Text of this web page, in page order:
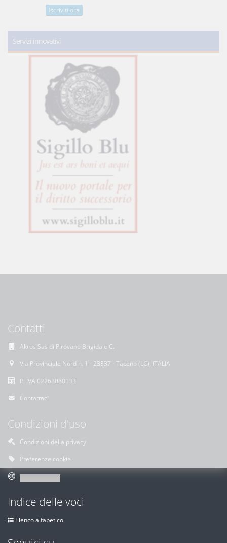
Iscriviti ora
Servizi innovativi
Contatti
Akros Sas di Pirovano Brigida e C.
Via Provinciale Nord n. 1 - 23837 - Taceno (LC), ITALIA
P. IVA 02263080133
Contattaci
Condizioni d'uso
Condizioni della privacy
Preferenze cookie
Indice delle voci
Elenco alfabetico